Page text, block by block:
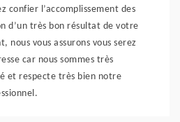
confier l’accomplissement des
d’un très bon résultat de votre
nous vous assurons vous serez
car nous sommes très
et respecte très bien notre